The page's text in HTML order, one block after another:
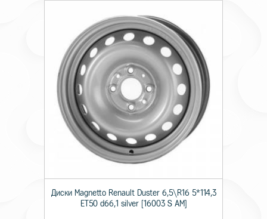
Диски Magnetto Renault Duster 6,5\R16 5*114,3
ET50 d66,1 silver [16003 S AM]